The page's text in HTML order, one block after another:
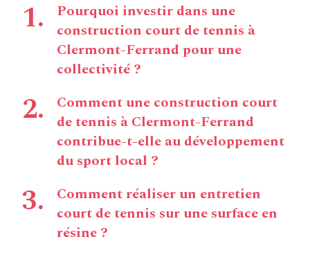
Pourquoi investir dans une
construction court de tennis à
Clermont-Ferrand pour une
collectivité ?
Comment une construction court
de tennis à Clermont-Ferrand
contribue-t-elle au développement
du sport local ?
Comment réaliser un entretien
court de tennis sur une surface en
résine ?